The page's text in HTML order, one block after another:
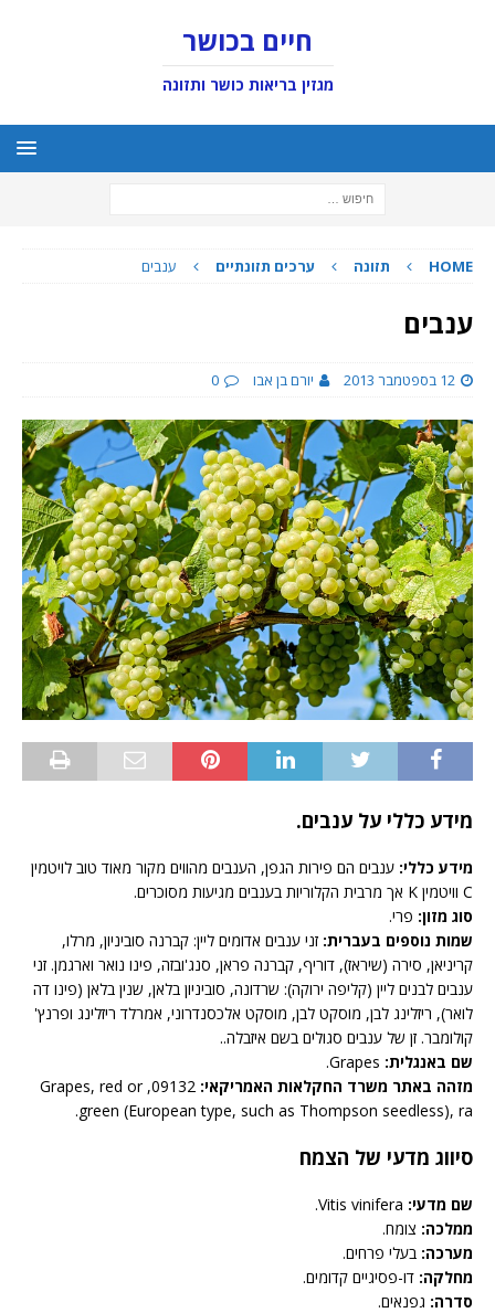
חיים בכושר
מגזין בריאות כושר ותזונה
HOME תזונה ערכים תזונתיים ענבים
ענבים
12 בספטמבר 2013 יורם בן אבו 0
מידע כללי על ענבים.
מידע כללי: ענבים הם פירות הגפן, הענבים מהווים מקור מאוד טוב לויטמין
C וויטמין K אך מרבית הקלוריות בענבים מגיעות מסוכרים.
סוג מזון: פרי.
שמות נוספים בעברית: זני ענבים אדומים ליין: קברנה סוביניון, מרלו,
קריניאן, סירה (שיראז), דוריף, קברנה פראן, סנג'ובזה, פינו נואר וארגמן. זני
ענבים לבנים ליין (קליפה ירוקה): שרדונה, סוביניון בלאן, שנין בלאן (פינו דה
לואר), ריזלינג לבן, מוסקט לבן, מוסקט אלכסנדרוני, אמרלד ריזלינג ופרנץ'
קולומבר. זן של ענבים סגולים בשם איזבלה..
שם באנגלית: Grapes.
מזהה באתר משרד החקלאות האמריקאי:
09132, Grapes, red or
green (European type, such as Thompson seedless), ra.
סיווג מדעי של הצמח
שם מדעי: Vitis vinifera.
ממלכה: צומח.
מערכה: בעלי פרחים.
מחלקה: דו-פסיגיים קדומים.
סדרה: גפנאים.